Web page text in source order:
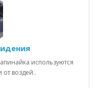
используются
от воздей..